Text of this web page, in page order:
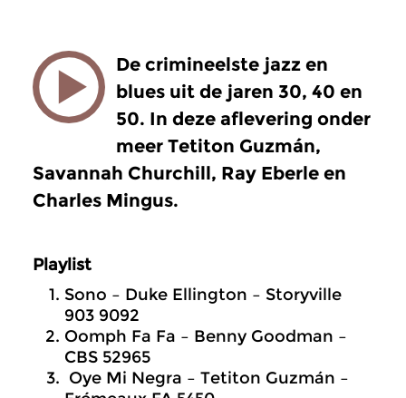
De crimineelste jazz en
blues uit de jaren 30, 40 en
50. In deze aflevering onder
meer Tetiton Guzmán,
Savannah Churchill, Ray Eberle en
Charles Mingus.
Playlist
Sono – Duke Ellington – Storyville
903 9092
Oomph Fa Fa – Benny Goodman –
CBS 52965
Oye Mi Negra – Tetiton Guzmán –